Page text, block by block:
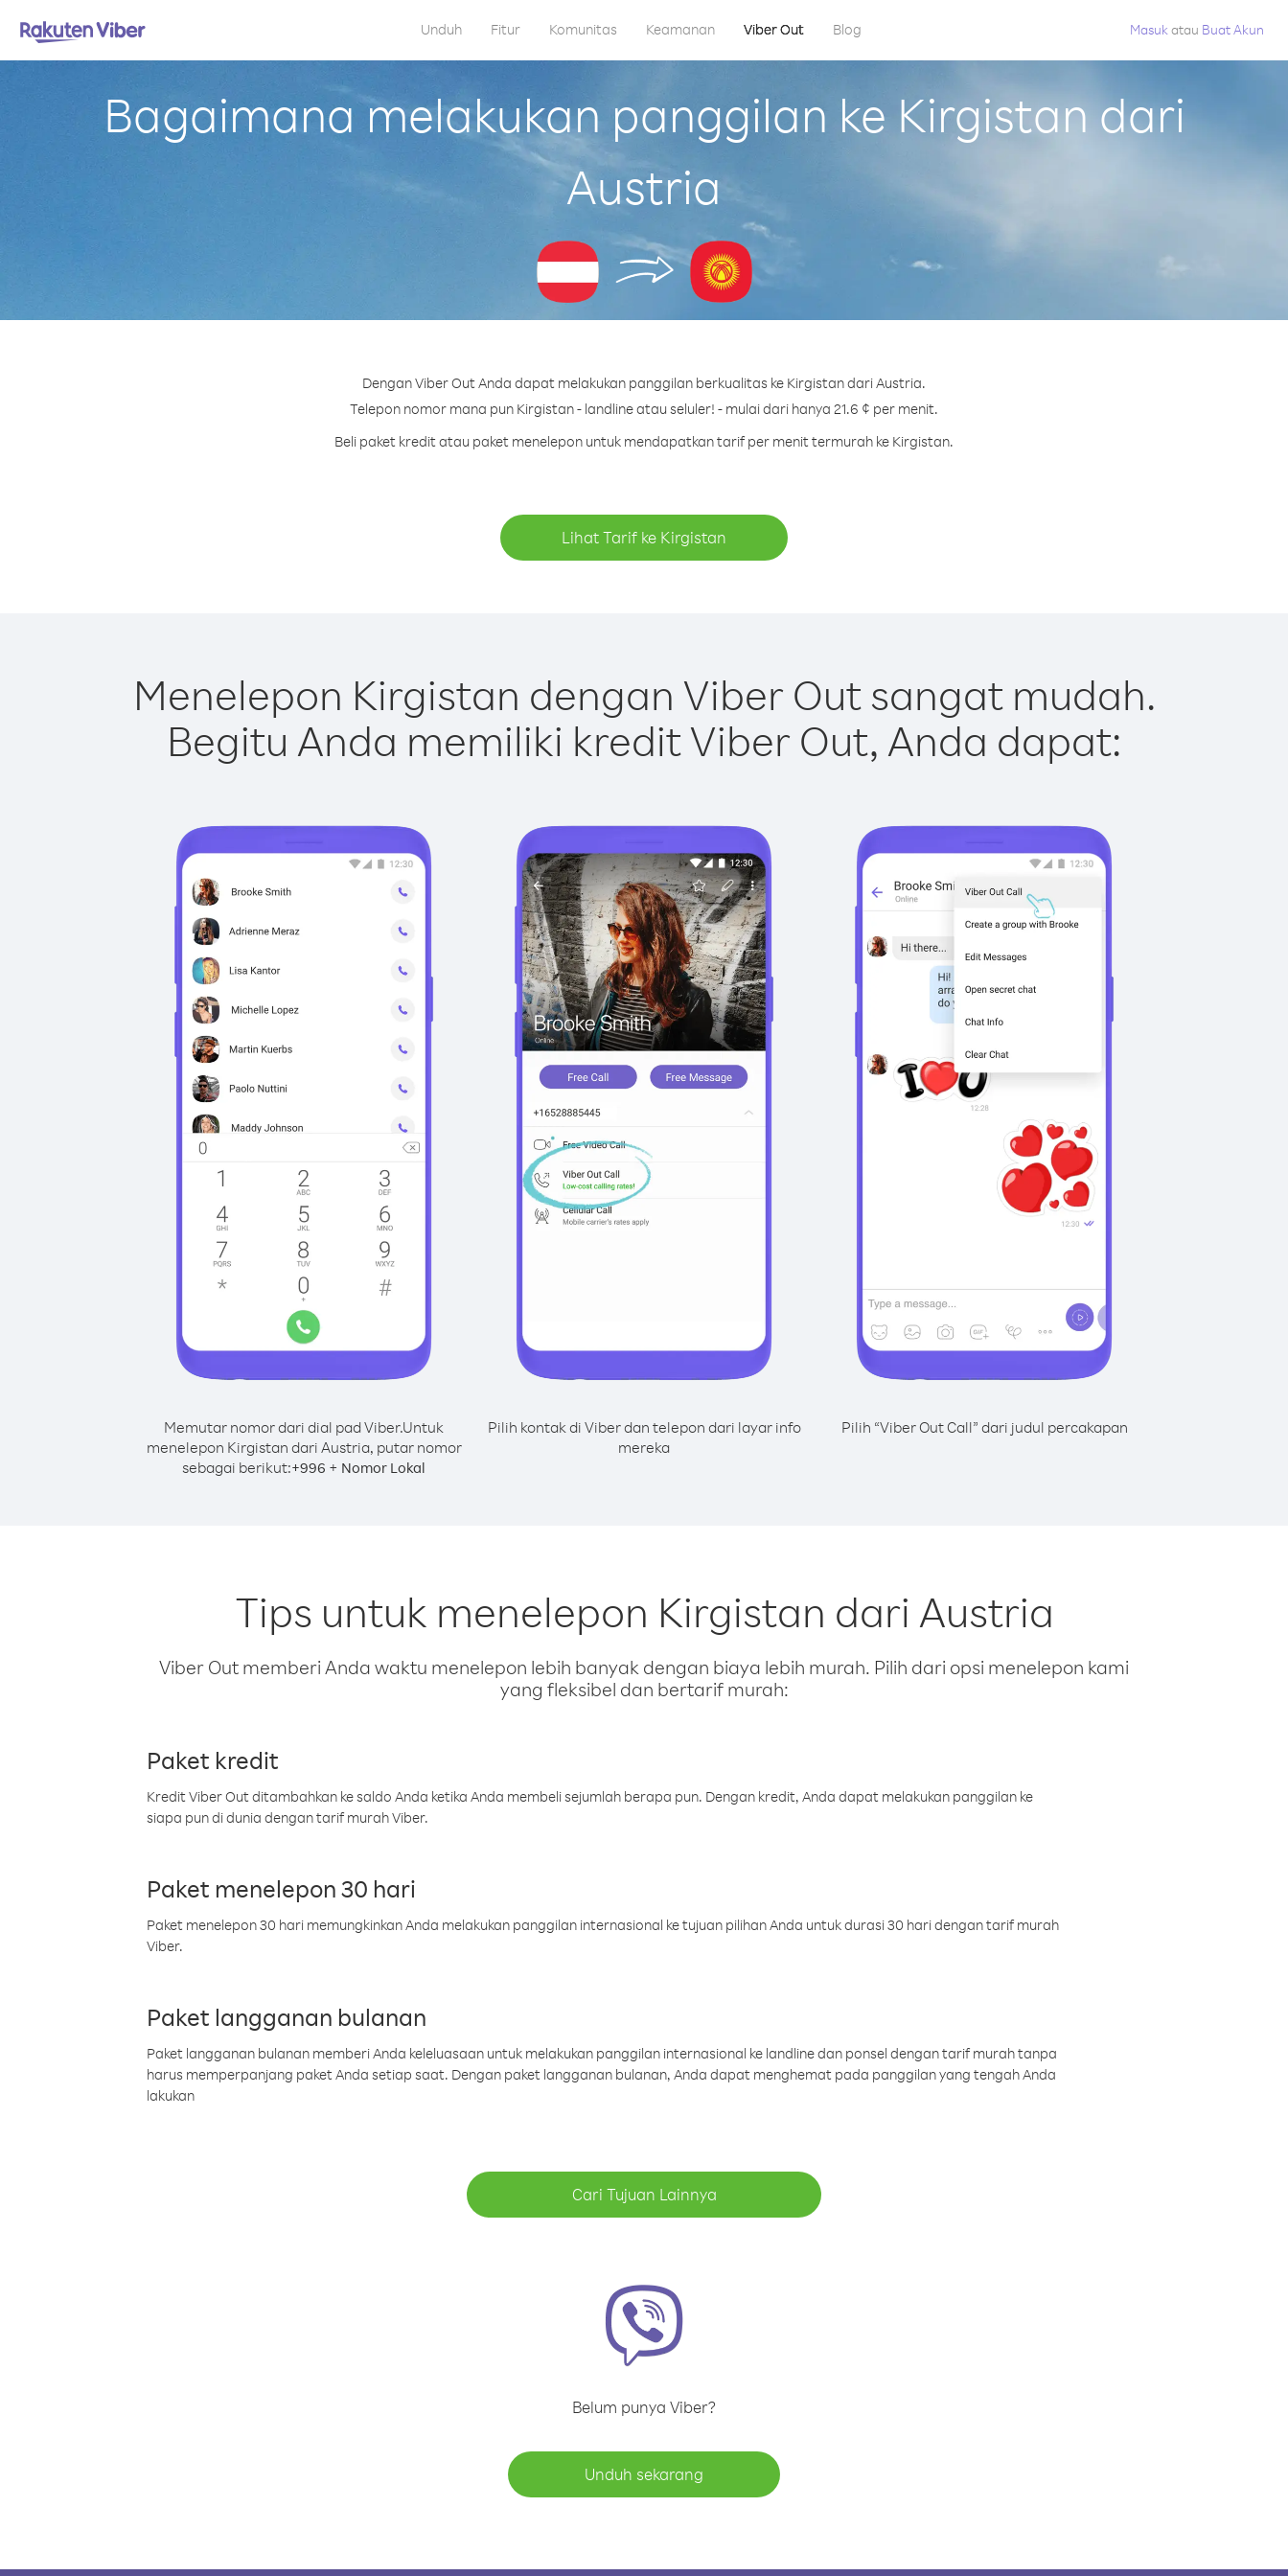
Unduh Fitur Komunitas Keamanan Viber Out Blog Masuk atau Buat Akun
Bagaimana melakukan panggilan ke Kirgistan dari
Austria
Dengan Viber Out Anda dapat melakukan panggilan berkualitas ke Kirgistan dari Austria.
Telepon nomor mana pun Kirgistan - landline atau seluler! - mulai dari hanya 21.6 ¢ per menit.
Beli paket kredit atau paket menelepon untuk mendapatkan tarif per menit termurah ke Kirgistan.
Lihat Tarif ke Kirgistan
Menelepon Kirgistan dengan Viber Out sangat mudah.
Begitu Anda memiliki kredit Viber Out, Anda dapat:
Memutar nomor dari dial pad Viber.Untuk
menelepon Kirgistan dari Austria, putar nomor
sebagai berikut:+996 + Nomor Lokal
Pilih kontak di Viber dan telepon dari layar info
mereka
Pilih “Viber Out Call” dari judul percakapan
Tips untuk menelepon Kirgistan dari Austria
Viber Out memberi Anda waktu menelepon lebih banyak dengan biaya lebih murah. Pilih dari opsi menelepon kami
yang fleksibel dan bertarif murah:
Paket kredit
Kredit Viber Out ditambahkan ke saldo Anda ketika Anda membeli sejumlah berapa pun. Dengan kredit, Anda dapat melakukan panggilan ke
siapa pun di dunia dengan tarif murah Viber.
Paket menelepon 30 hari
Paket menelepon 30 hari memungkinkan Anda melakukan panggilan internasional ke tujuan pilihan Anda untuk durasi 30 hari dengan tarif murah
Viber.
Paket langganan bulanan
Paket langganan bulanan memberi Anda keleluasaan untuk melakukan panggilan internasional ke landline dan ponsel dengan tarif murah tanpa
harus memperpanjang paket Anda setiap saat. Dengan paket langganan bulanan, Anda dapat menghemat pada panggilan yang tengah Anda
lakukan
Cari Tujuan Lainnya
Belum punya Viber?
Unduh sekarang